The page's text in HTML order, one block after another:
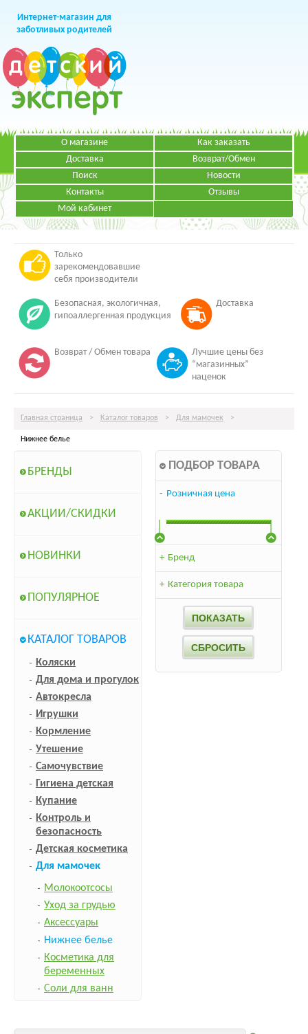
Интернет-магазин для
заботливых родителей
+7 (499)391-49-83Телефон в Москве
Режим работы:
Пн-Пт: с 09.00 до 19.00
НАПИСАТЬ ПИСЬМО
О магазине
Как заказать
Доставка
Возврат/Обмен
Поиск
Новости
Контакты
Отзывы
Мой кабинет
Только
зарекомендовавшие
себя производители
Безопасная, экологичная,
гипоаллергенная продукция
Доставка
Возврат / Обмен товара
Лучшие цены без
“магазинных”
наценок
Главная страница > Каталог товаров > Для мамочек >
Нижнее белье
БРЕНДЫ
АКЦИИ/СКИДКИ
НОВИНКИ
ПОПУЛЯРНОЕ
КАТАЛОГ ТОВАРОВ
Коляски
Для дома и прогулок
Автокресла
Игрушки
Кормление
Утешение
Самочувствие
Гигиена детская
Купание
Контроль и
безопасность
Детская косметика
Для мамочек
Молокоотсосы
Уход за грудью
Аксессуары
Нижнее белье
Косметика для
беременных
Соли для ванн
ПОДБОР ТОВАРА
- Розничная цена
+ Бренд
+ Категория товара